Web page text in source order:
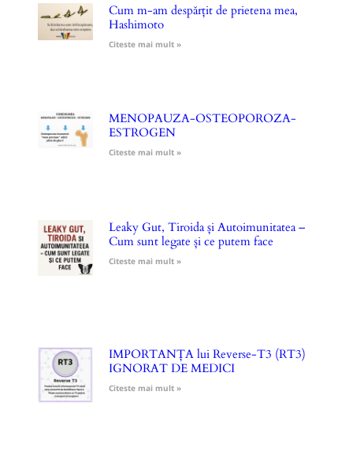
Cum m-am despărțit de prietena mea,
Hashimoto
Citeste mai mult »
MENOPAUZA-OSTEOPOROZA-
ESTROGEN
Citeste mai mult »
Leaky Gut, Tiroida și Autoimunitatea –
Cum sunt legate și ce putem face
Citeste mai mult »
IMPORTANȚA lui Reverse-T3 (RT3)
IGNORAT DE MEDICI
Citeste mai mult »